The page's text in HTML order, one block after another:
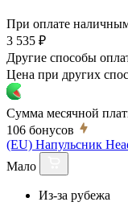
При оплате
3 535 ₽
Другие способы
Цена при других
Сумма месячной
106 бонусов
(EU) Напульсник
Мало
Из-за рубежа